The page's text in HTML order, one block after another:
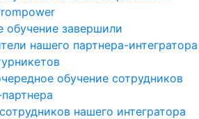
обучение завершили
нашего партнера-интегратора
обучение сотрудников
нашего интегратора